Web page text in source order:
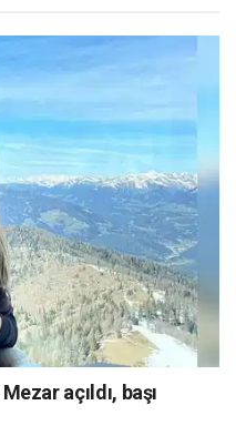
açıldı, başı